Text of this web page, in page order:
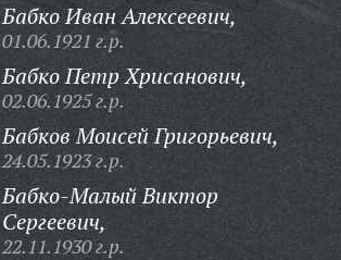
Бабко Иван Алексеевич,
01.06.1921 г.р.
Бабко Петр Хрисанович,
02.06.1925 г.р.
Бабков Моисей Григорьевич,
24.05.1923 г.р.
Бабко-Малый Виктор
Сергеевич,
22.11.1930 г.р.